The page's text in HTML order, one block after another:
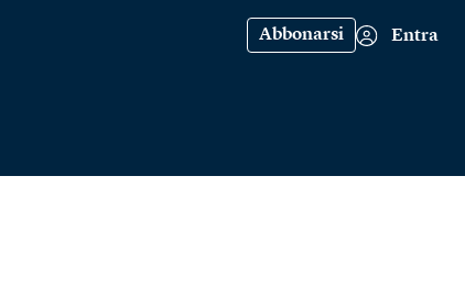
Abbonarsi Entra